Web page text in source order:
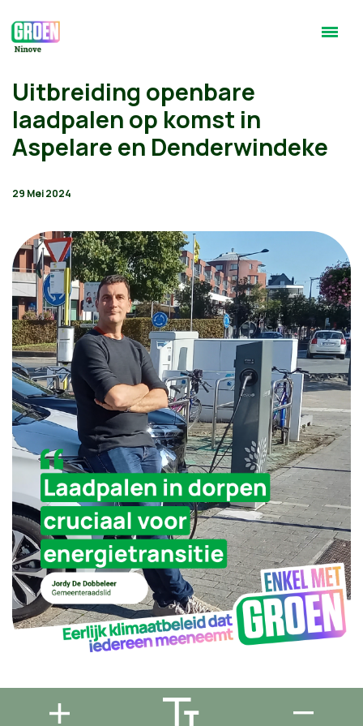
Uitbreiding openbare
laadpalen op komst in
Aspelare en Denderwindeke
29 Mei 2024